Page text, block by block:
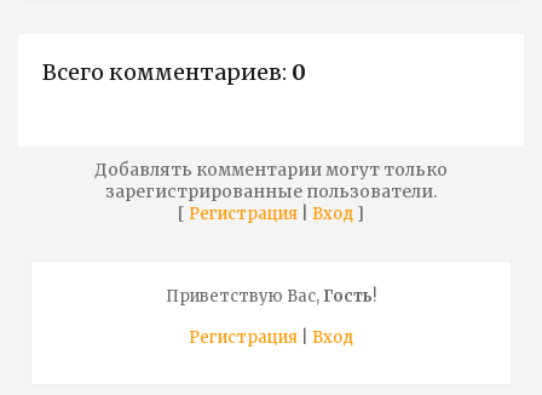
Всего комментариев: 0
Добавлять комментарии могут только
зарегистрированные пользователи.
[ Регистрация Вход ]
Приветствую Вас,Гость!
Регистрация
Вход